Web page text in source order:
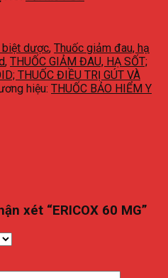
biệt dược, Thuốc giảm đau, hạ
, THUỐC GIẢM ĐAU, HẠ SỐT;
THUỐC ĐIỀU TRỊ GÚT VÀ
hiệu: THUỐC BẢO HIỂM Y
xét “ERICOX 60 MG”